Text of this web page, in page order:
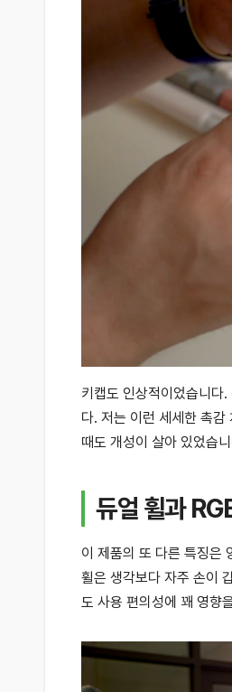
키캡도 인상적이었습니다
다. 저는 이런 세세한 촉
때도 개성이 살아 있었습
듀얼 휠과
이 제품의 또 다른 특징은
휠은 생각보다 자주 손이
도 사용 편의성에 꽤 영향